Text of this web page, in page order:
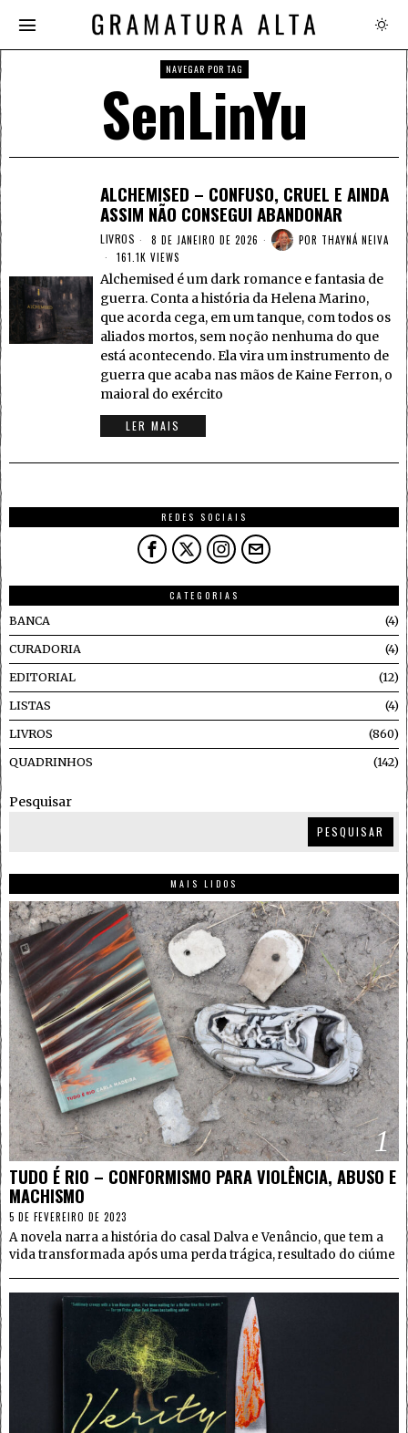
NAVEGAR POR TAG
SenLinYu
ALCHEMISED – CONFUSO, CRUEL E AINDA
ASSIM NÃO CONSEGUI ABANDONAR
LIVROS 8 DE JANEIRO DE 2026 POR THAYNÁ NEIVA
161.1K VIEWS
Alchemised é um dark romance e fantasia de
guerra. Conta a história da Helena Marino,
que acorda cega, em um tanque, com todos os
aliados mortos, sem noção nenhuma do que
está acontecendo. Ela vira um instrumento de
guerra que acaba nas mãos de Kaine Ferron, o
maioral do exército
LER MAIS
REDES SOCIAIS
CATEGORIAS
BANCA
4
CURADORIA 4
EDITORIAL 12
LISTAS 4
LIVROS 860
QUADRINHOS 142
Pesquisar
PESQUISAR
MAIS LIDOS
1
TUDO É RIO – CONFORMISMO PARA VIOLÊNCIA, ABUSO E
MACHISMO
5 DE FEVEREIRO DE 2023
A novela narra a história do casal Dalva e Venâncio, que tem a
vida transformada após uma perda trágica, resultado do ciúme